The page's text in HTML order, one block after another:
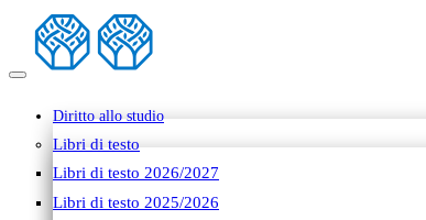
Diritto allo studio
Libri di testo
Libri di testo 2026/2027
Libri di testo 2025/2026